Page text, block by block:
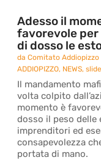
Adesso il
favorevole
di dosso le
daComitato Addiopizzo
ADDIOPIZZO, NEWS,
Il mandamento
volta colpito
momento è
dosso il peso delle
imprenditori ed
consapevolezza
portata di mano.